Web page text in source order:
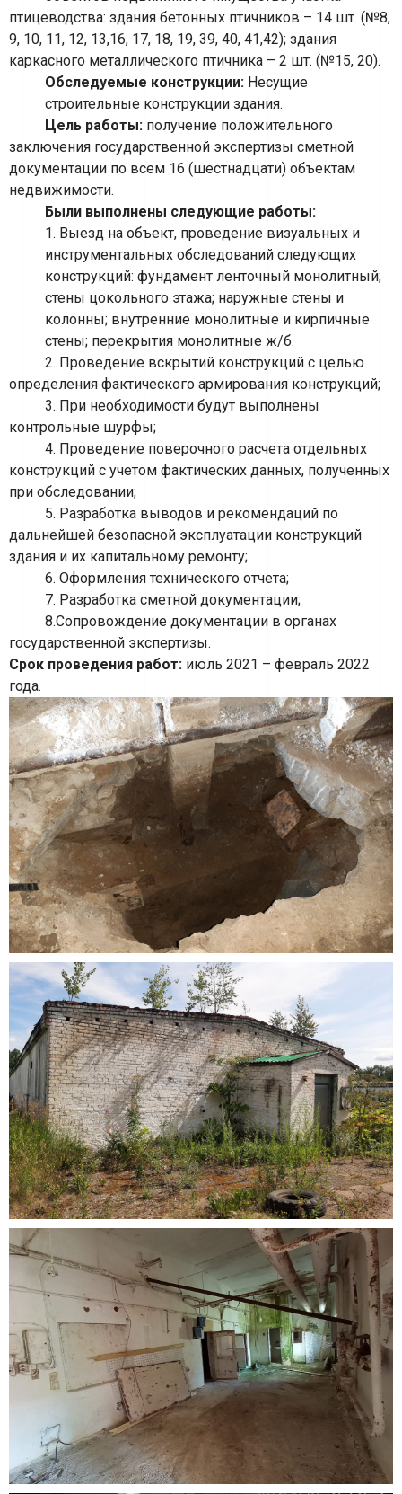
птицеводства: здания бетонных птичников – 14 шт. (№8,
9, 10, 11, 12, 13,16, 17, 18, 19, 39, 40, 41,42); здания
каркасного металлического птичника – 2 шт. (№15, 20).
Обследуемые конструкции: Несущие
строительные конструкции здания.
Цель работы: получение положительного
заключения государственной экспертизы сметной
документации по всем 16 (шестнадцати) объектам
недвижимости.
Были выполнены следующие работы:
1. Выезд на объект, проведение визуальных и
инструментальных обследований следующих
конструкций: фундамент ленточный монолитный;
стены цокольного этажа; наружные стены и
колонны; внутренние монолитные и кирпичные
стены; перекрытия монолитные ж/б.
2. Проведение вскрытий конструкций с целью
определения фактического армирования конструкций;
3. При необходимости будут выполнены
контрольные шурфы;
4. Проведение поверочного расчета отдельных
конструкций с учетом фактических данных, полученных
при обследовании;
5. Разработка выводов и рекомендаций по
дальнейшей безопасной эксплуатации конструкций
здания и их капитальному ремонту;
6. Оформления технического отчета;
7. Разработка сметной документации;
8.Сопровождение документации в органах
государственной экспертизы.
Срок проведения работ: июль 2021 – февраль 2022
года.